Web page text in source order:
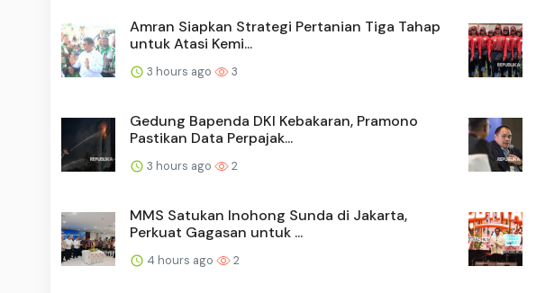
Amran Siapkan Strategi Pertanian Tiga Tahap
untuk Atasi Kemi...
3 hours ago 3
Gedung Bapenda DKI Kebakaran, Pramono
Pastikan Data Perpajak...
3 hours ago 2
MMS Satukan Inohong Sunda di Jakarta,
Perkuat Gagasan untuk ...
4 hours ago 2